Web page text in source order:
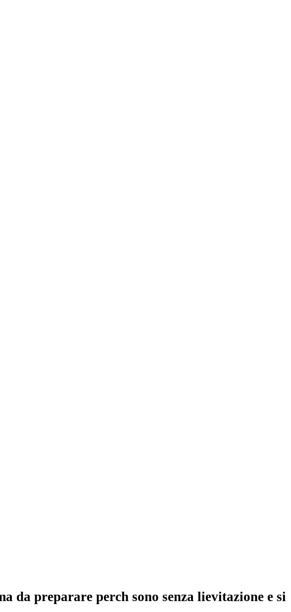
da preparare perch sono senza lievitazione e si